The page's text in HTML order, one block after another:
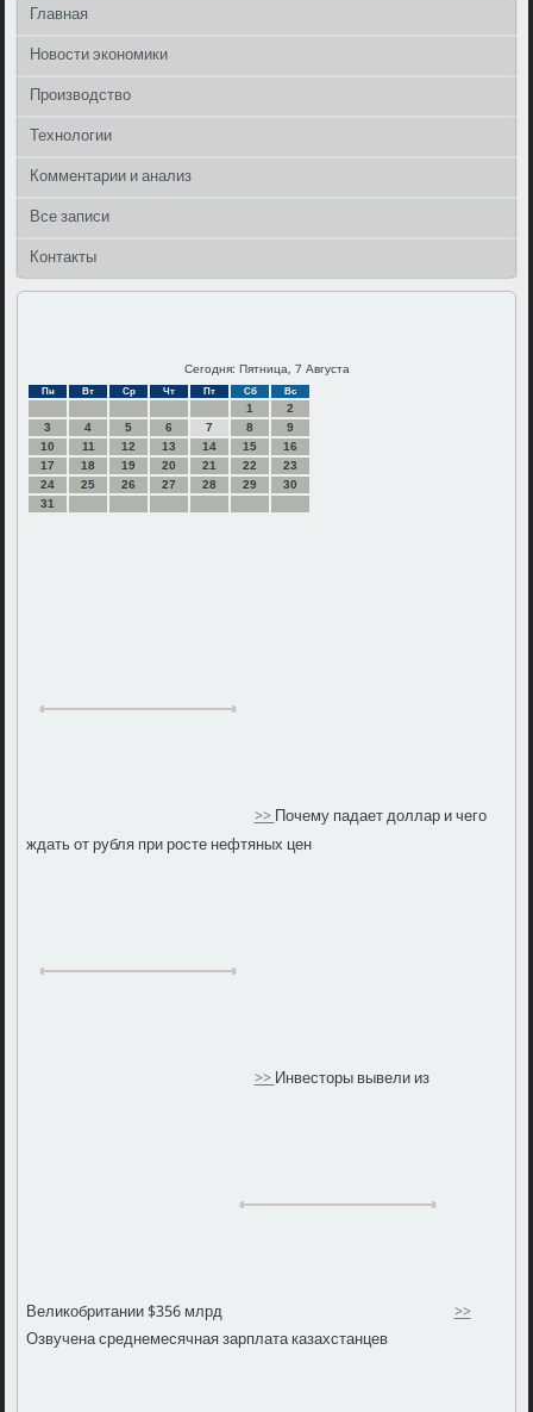
Главная
Новости экономики
Производство
Технологии
Комментарии и анализ
Все записи
Контакты
Сегодня: Пятница, 7 Августа
Пн Вт Ср Чт Пт Сб Вс
1
2
3
4 5 6 7 8
9
10
11 12 13 14 15
16
17
18 19 20 21 22
23
24
25 26 27 28 29
30
31
>>Почему падает доллар и чего
ждать от рубля при росте нефтяных цен
>>Инвесторы вывели из
Великобритании $356 млрд
>>
Озвучена среднемесячная зарплата казахстанцев